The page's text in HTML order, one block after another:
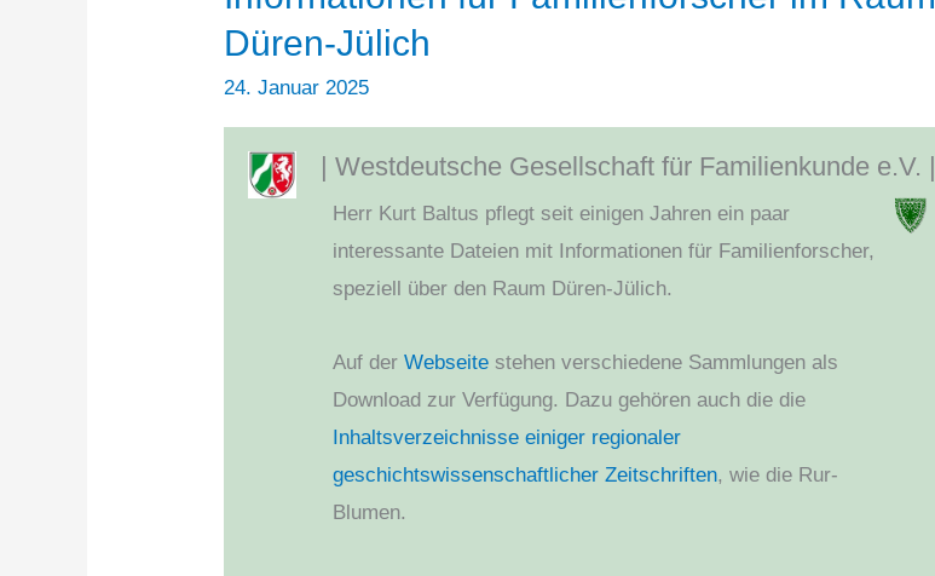
Düren-Jülich
24. Januar 2025
| Westdeutsche Gesellschaft für Familienkunde e.V. |
Herr Kurt Baltus pflegt seit einigen Jahren ein paar
interessante Dateien mit Informationen für Familienforscher,
speziell über den Raum Düren-Jülich.
Auf der Webseitestehen verschiedene Sammlungen als
Download zur Verfügung. Dazu gehören auch die die
Inhaltsverzeichnisse einiger regionaler
geschichtswissenschaftlicher Zeitschriften, wie die Rur-
Blumen.